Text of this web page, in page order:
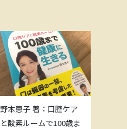
野本恵子 著：口腔ケア
と酸素ルームで100歳ま